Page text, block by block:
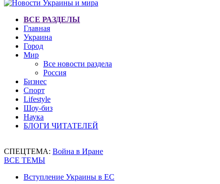
ВСЕ РАЗДЕЛЫ
Главная
Украина
Город
Мир
Все новости раздела
Россия
Бизнес
Спорт
Lifestyle
Шоу-биз
Наука
БЛОГИ ЧИТАТЕЛЕЙ
СПЕЦТЕМА: Война в Иране
ВСЕ ТЕМЫ
Вступление Украины в ЕС